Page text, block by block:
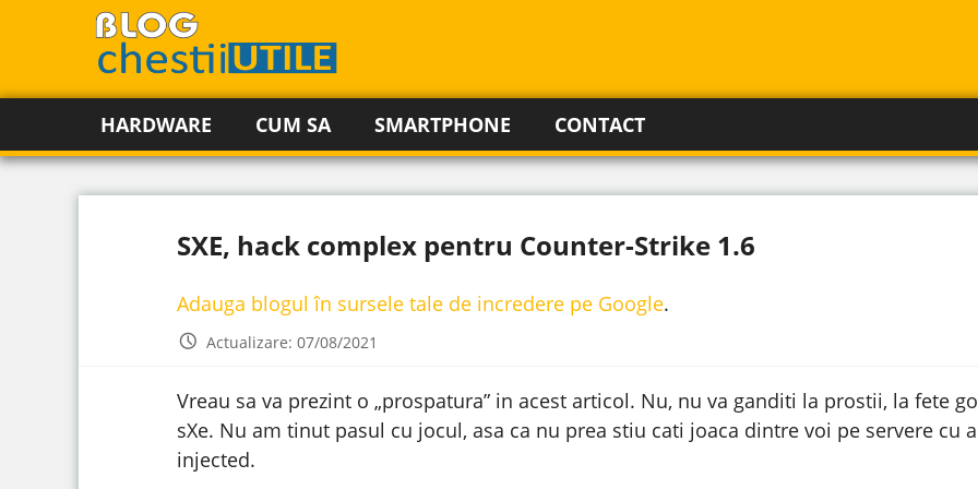
HARDWARE CUM SA SMARTPHONE CONTACT
SXE, hack complex pentru Counter-Strike 1.6
Adauga blogul în sursele tale de incredere pe Google.
Actualizare: 07/08/2021
Vreau sa va prezint o „prospatura” in acest articol. Nu, nu va ganditi la prostii, la fete
sXe. Nu am tinut pasul cu jocul, asa ca nu prea stiu cati joaca dintre voi pe servere cu
injected.